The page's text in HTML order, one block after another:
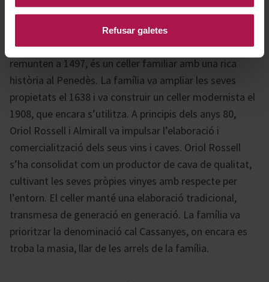
Refusar galetes
El celler Oriol Rossell, amb arrels vitivinícoles que es
remunten a 1497, és un celler familiar amb una rica
història al Penedès. La família va ampliar les seves
propietats el 1638 i va construir un celler modernista el
1908, que encara s’utilitza. A principis dels anys 80,
Oriol Rossell i Almirall va impulsar l’elaboració i
comercialització dels seus vins i caves. Oriol Rossell
s’ha consolidat com un productor de cava de qualitat,
cultivant les seves pròpies vinyes amb respecte per
l’entorn. El celler manté una elaboració tradicional,
transmesa de generació en generació. La família va
prioritzar la denominació cal Cassanyes, on encara es
troba la masia, llar de les arrels de la família.